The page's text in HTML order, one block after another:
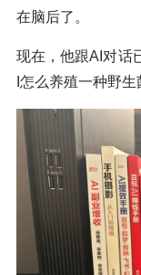
在脑后了。
现在，他跟AI对话
I怎么养殖一种野生